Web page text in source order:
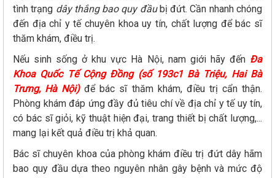
tình trạng dây thắng bao quy đầubị đứt. Cần nhanh chóng
đến địa chỉ y tế chuyên khoa uy tín, chất lượng để bác sĩ
thăm khám, điều trị.
Nếu sinh sống ở khu vực Hà Nội, nam giới hãy đến Đa
Khoa Quốc Tế Cộng Đồng (số 193c1 Bà Triệu, Hai Bà
Trưng, Hà Nội)để bác sĩ thăm khám, điều trị cẩn thận.
Phòng khám đáp ứng đầy đủ tiêu chí về địa chỉ y tế uy tín,
có bác sĩ giỏi, kỹ thuật hiện đại, trang thiết bị chất lượng,...
mang lại kết quả điều trị khả quan.
Bác sĩ chuyên khoa của phòng khám điều trị đứt dây hãm
bao quy đầu dựa theo nguyên nhân gây bệnh và mức độ